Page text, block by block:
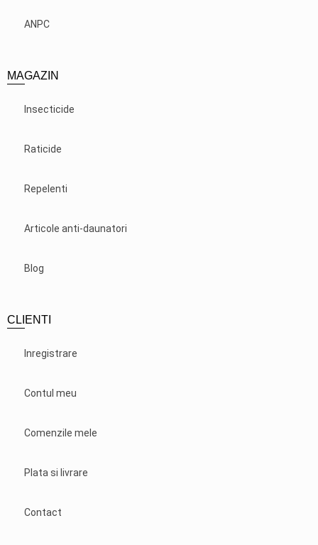
ANPC
MAGAZIN
Insecticide
Raticide
Repelenti
Articole anti-daunatori
Blog
CLIENTI
Inregistrare
Contul meu
Comenzile mele
Plata si livrare
Contact